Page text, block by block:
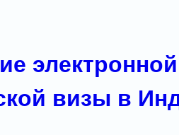
электронной
визы в